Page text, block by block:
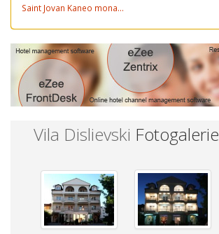
Saint Jovan Kaneo mona...
Vila Dislievski Fotogalerie